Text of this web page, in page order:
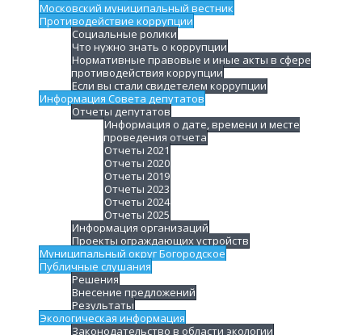
Московский муниципальный вестник
Противодействие коррупции
Социальные ролики
Что нужно знать о коррупции
Нормативные правовые и иные акты в сфере
противодействия коррупции
Если вы стали свидетелем коррупции
Информация Совета депутатов
Отчеты депутатов
Информация о дате, времени и месте
проведения отчета
Отчеты 2021
Отчеты 2020
Отчеты 2019
Отчеты 2023
Отчеты 2024
Отчеты 2025
Информация организаций
Проекты ограждающих устройств
Муниципальный округ Богородское
Публичные слушания
Решения
Внесение предложений
Результаты
Экологическая информация
Законодательство в области экологии